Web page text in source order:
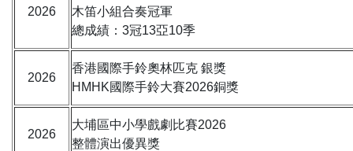
2026
木笛小組合奏冠軍
總成績：3冠13亞10季
2026
香港國際手鈴奧林匹克 銀獎
HMHK國際手鈴大賽2026銅獎
2026
大埔區中小學戲劇比賽2026
整體演出優異獎